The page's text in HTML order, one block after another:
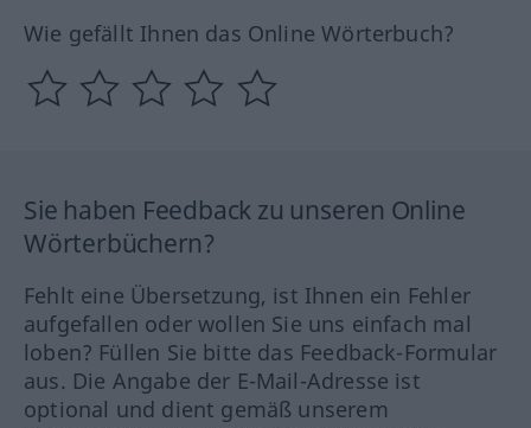
Wie gefällt Ihnen das Online Wörterbuch?
Sie haben Feedback zu unseren Online
Wörterbüchern?
Fehlt eine Übersetzung, ist Ihnen ein Fehler
aufgefallen oder wollen Sie uns einfach mal
loben? Füllen Sie bitte das Feedback-Formular
aus. Die Angabe der E-Mail-Adresse ist
optional und dient gemäß unserem